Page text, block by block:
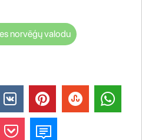
norvēģų valodu